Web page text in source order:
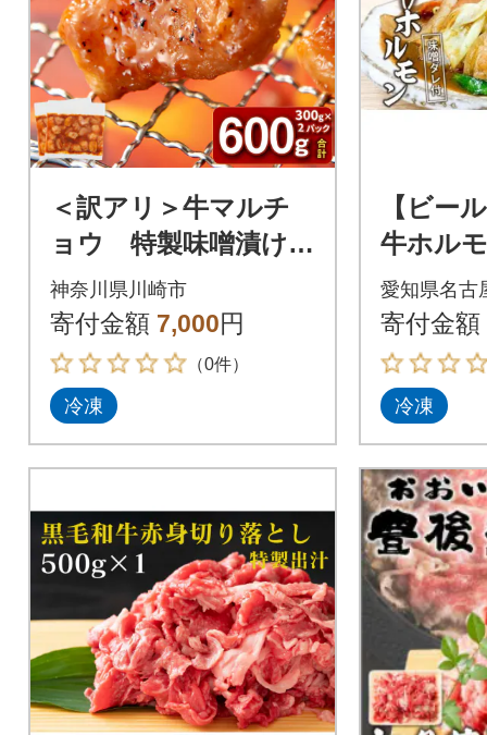
＜訳アリ＞牛マルチ
ョウ 特製味噌漬け
0.6kg(300g×2)【2026
年10月発送】
神奈川県川崎市
寄付金額 7,000円
（0件）
冷凍
【ビー
牛ホル
3パック
力 お
愛知県名古
寄付金額
冷凍